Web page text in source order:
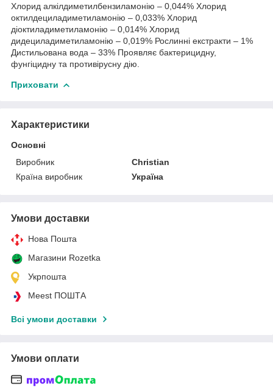
Хлорид алкілдиметилбензиламонію – 0,044% Хлорид
октилдециладиметиламонію – 0,033% Хлорид
діоктиладиметиламонію – 0,014% Хлорид
дидециладиметиламонію – 0,019% Рослинні екстракти – 1%
Дистильована вода – 33% Проявляє бактерицидну,
фунгіцидну та противірусну дію.
Приховати
Характеристики
Основні
Виробник
Christian
Країна виробник
Україна
Умови доставки
Нова Пошта
Магазини Rozetka
Укрпошта
Meest ПОШТА
Всі умови доставки
Умови оплати